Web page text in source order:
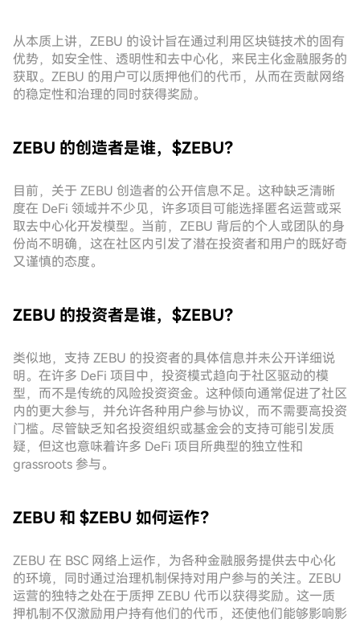
从本质上讲，ZEBU 的设计旨在通过利用区块链技术的固有
优势，如安全性、透明性和去中心化，来民主化金融服务的
获取。ZEBU 的用户可以质押他们的代币，从而在贡献网络
的稳定性和治理的同时获得奖励。
ZEBU 的创造者是谁，$ZEBU？
目前，关于 ZEBU 创造者的公开信息不足。这种缺乏清晰
度在 DeFi 领域并不少见，许多项目可能选择匿名运营或采
取去中心化开发模型。当前，ZEBU 背后的个人或团队的身
份尚不明确，这在社区内引发了潜在投资者和用户的既好奇
又谨慎的态度。
ZEBU 的投资者是谁，$ZEBU？
类似地，支持 ZEBU 的投资者的具体信息并未公开详细说
明。在许多 DeFi 项目中，投资模式趋向于社区驱动的模
型，而不是传统的风险投资资金。这种倾向通常促进了社区
内的更大参与，并允许各种用户参与协议，而不需要高投资
门槛。尽管缺乏知名投资组织或基金会的支持可能引发质
疑，但这也意味着许多 DeFi 项目所典型的独立性和
grassroots 参与。
ZEBU 和 $ZEBU 如何运作？
ZEBU 在 BSC 网络上运作，为各种金融服务提供去中心化
的环境，同时通过治理机制保持对用户参与的关注。ZEBU
运营的独特之处在于质押 ZEBU 代币以获得奖励。这一质
押机制不仅激励用户持有他们的代币，还使他们能够影响影